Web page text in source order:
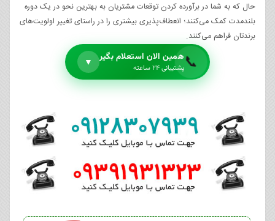
حال که به شما در برآورده کردن توقعات مشتریان به بهترین نحو در یک دوره
بلندمدت کمک می‌کنند؛ انعطاف‌پذیری بیشتری را در راستای تغییر اولویت‌های
برندتان فراهم می‌کنند.
📞همین الان استعلام بگیر
پشتیبانی ۲۴ ساعته
▼